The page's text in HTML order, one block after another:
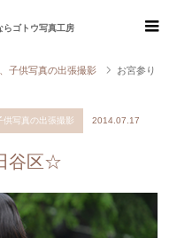
らゴトウ写真工房
子供写真の出張撮影
お宮参り
供写真の出張撮影 2014.07.17
谷区☆